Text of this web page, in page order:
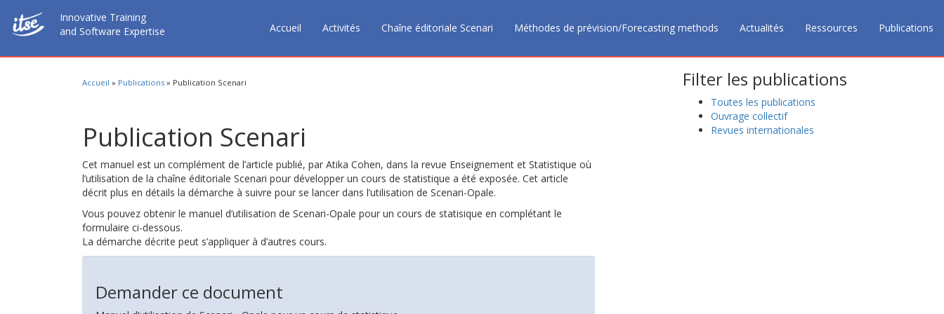
Innovative Training
and Software Expertise
Accueil Activités Chaîne éditoriale Scenari Méthodes de prévision/Forecasting methods Actualités Ressources Publications
Accueil » Publications » Publication Scenari
Publication Scenari
Cet manuel est un complément de l’article publié, par Atika Cohen, dans la revue Enseignement et Statistique où
l’utilisation de la chaîne éditoriale Scenari pour développer un cours de statistique a été exposée. Cet article
décrit plus en détails la démarche à suivre pour se lancer dans l’utilisation de Scenari-Opale.
Vous pouvez obtenir le manuel d’utilisation de Scenari-Opale pour un cours de statisique en complétant le
formulaire ci-dessous.
La démarche décrite peut s’appliquer à d’autres cours.
Demander ce document
Filter les publications
Toutes les publications
Ouvrage collectif
Revues internationales